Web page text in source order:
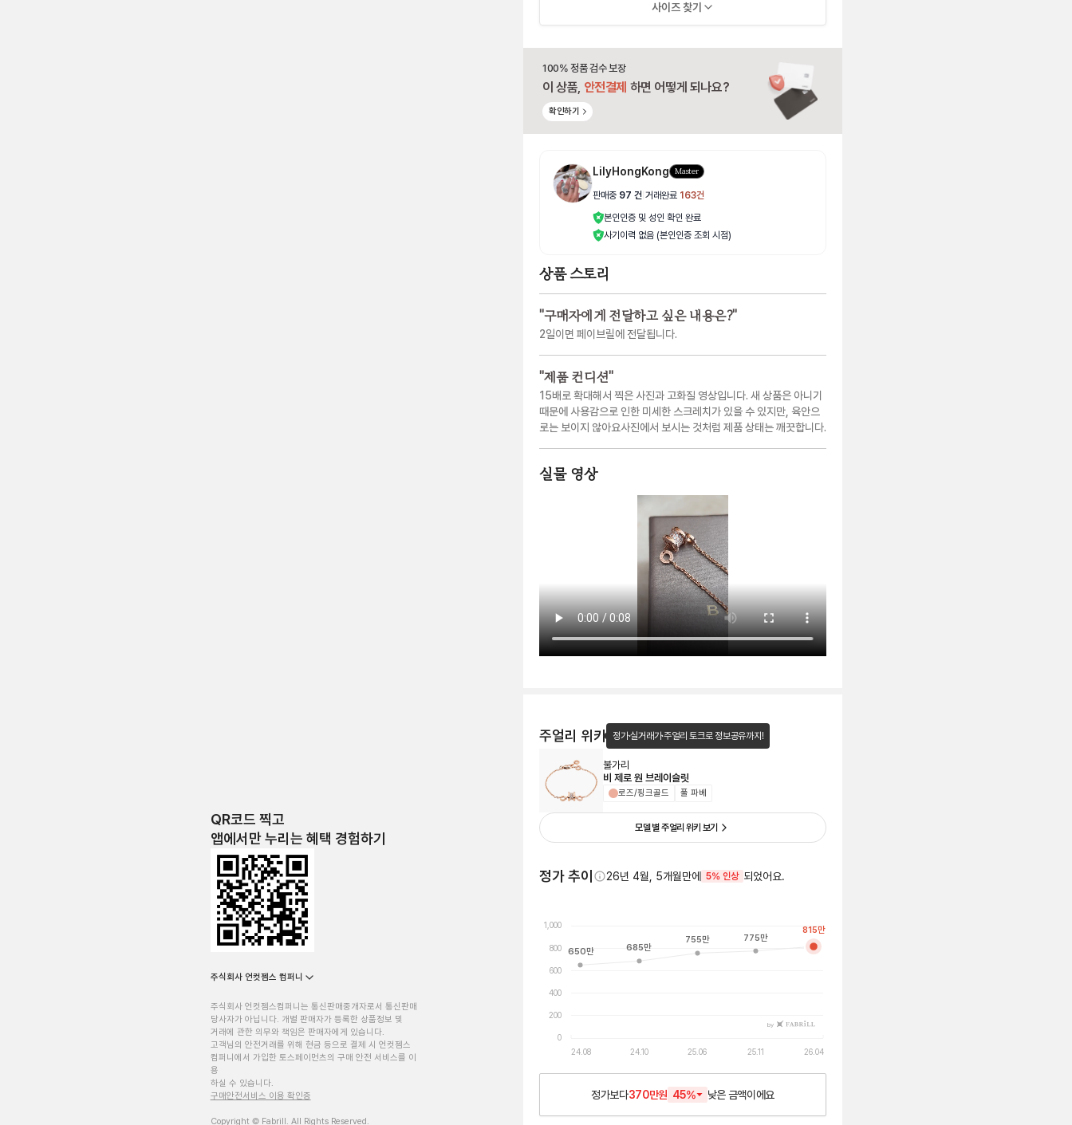
QR코드 찍고
앱에서만 누리는 혜택 경험하기
주식회사 언컷젬스 컴퍼니
주식회사 언컷젬스컴퍼니는 통신판매중개자로서 통신판매
당사자가 아닙니다. 개별 판매자가 등록한 상품정보 및
거래에 관한 의무와 책임은 판매자에게 있습니다.
고객님의 안전거래를 위해 현금 등으로 결제 시 언컷젬스
컴퍼니에서 가입한 토스페이먼츠의 구매 안전 서비스를 이
용
하실 수 있습니다.
구매안전서비스 이용 확인증
Copyright © Fabrill. All Rights Reserved.
사이즈 찾기
100% 정품 검수 보장
이 상품, 안전결제 하면 어떻게 되나요?
확인하기
LilyHongKong Master
판매중 97 건 거래완료 163건
본인인증 및 성인 확인 완료
사기이력 없음 (본인인증 조회 시점)
상품 스토리
"구매자에게 전달하고 싶은 내용은?"
2일이면 페이브릴에 전달됩니다.
"제품 컨디션"
15배로 확대해서 찍은 사진과 고화질 영상입니다. 새 상품은 아니기
때문에 사용감으로 인한 미세한 스크레치가 있을 수 있지만, 육안으
로는 보이지 않아요사진에서 보시는 것처럼 제품 상태는 깨끗합니다.
실물 영상
주얼리 위키 정가·실거래가·주얼리 토크로 정보공유까지!
불가리
비 제로 원 브레이슬릿
로즈/핑크골드 풀 파베
모델 별 주얼리 위키 보기
정가 추이 26년 4월, 5개월만에 5% 인상 되었어요.
0
200
400
600
800
1,000
24.08 24.10 25.06 25.11 26.04
by
650만 685만
755만 775만
815만
정가보다370만원 45% 낮은금액이에요